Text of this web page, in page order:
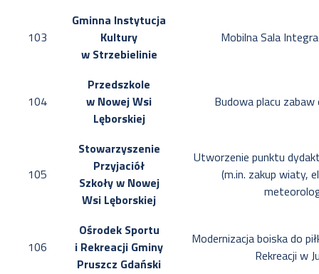
103
Gminna Instytucja
Kultury
w Strzebielinie
Mobilna Sala
104
Przedszkole
w Nowej Wsi
Lęborskiej
Budowa placu zabaw
105
Stowarzyszenie
Przyjaciół
Szkoły w Nowej
Wsi Lęborskiej
Utworzenie punktu
(m.in. zakup wiaty,
106
Ośrodek Sportu
i Rekreacji Gminy
Pruszcz Gdański
Modernizacja boiska do
Rekreacji w